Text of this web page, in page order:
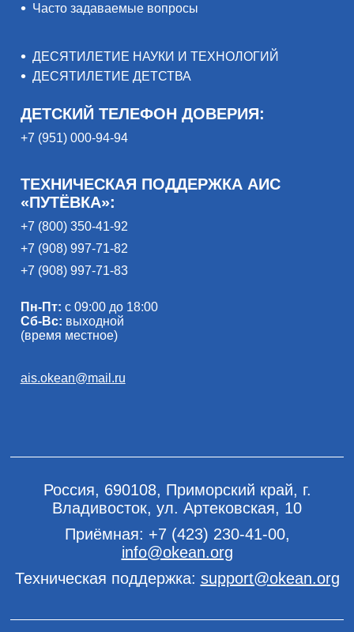
Часто задаваемые вопросы
ДЕСЯТИЛЕТИЕ НАУКИ И ТЕХНОЛОГИЙ
ДЕСЯТИЛЕТИЕ ДЕТСТВА
ДЕТСКИЙ ТЕЛЕФОН ДОВЕРИЯ:
+7 (951) 000-94-94
ТЕХНИЧЕСКАЯ ПОДДЕРЖКА АИС
«ПУТЁВКА»:
+7 (800) 350-41-92
+7 (908) 997-71-82
+7 (908) 997-71-83
Пн-Пт: с 09:00 до 18:00
Сб-Вс: выходной
(время местное)
ais.okean@mail.ru
Россия, 690108, Приморский край, г.
Владивосток, ул. Артековская, 10
Приёмная: +7 (423) 230-41-00,
info@okean.org
Техническая поддержка: support@okean.org